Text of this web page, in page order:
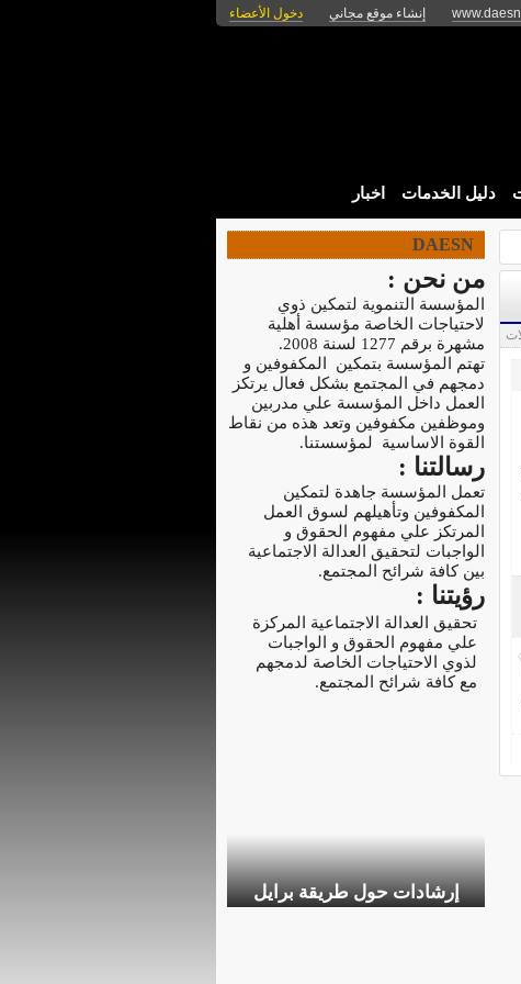
إنشاء موقع مجاني دخول الأعضاء
دليل الخدمات اخبار
DAESN
من نحن :
المؤسسة التنموية لتمكين ذوي
لاحتياجات الخاصة مؤسسة أهلية
مشهرة برقم 1277 لسنة 2008.
تهتم المؤسسة بتمكين المكفوفين و
دمجهم في المجتمع بشكل فعال يرتكز
العمل داخل المؤسسة علي مدربين
وموظفين مكفوفين وتعد هذه من نقاط
القوة الاساسية لمؤسستنا.
رسالتنا :
تعمل المؤسسة جاهدة لتمكين
المكفوفين وتأهيلهم لسوق العمل
المرتكز علي مفهوم الحقوق و
الواجبات لتحقيق العدالة الاجتماعية
بين كافة شرائح المجتمع.
رؤيتنا :
تحقيق العدالة الاجتماعية المركزة
علي مفهوم الحقوق و الواجبات
لذوي الاحتياجات الخاصة لدمجهم
مع كافة شرائح المجتمع.
إرشادات حول طريقة برايل